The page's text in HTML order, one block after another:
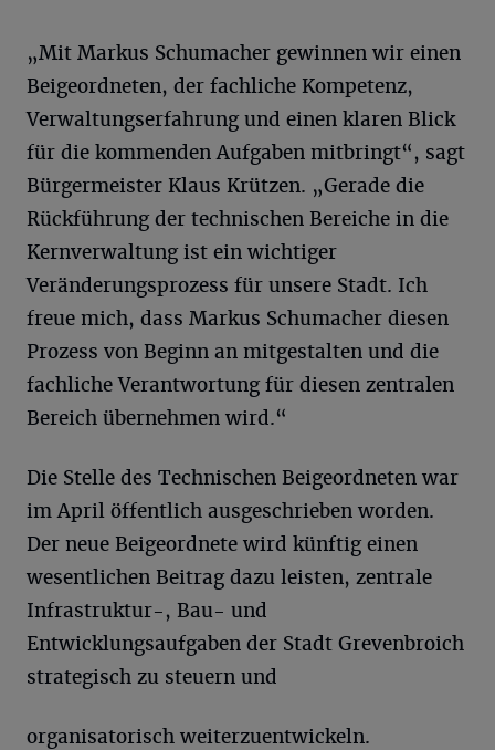
„Mit Markus Schumacher gewinnen wir einen
Beigeordneten, der fachliche Kompetenz,
Verwaltungserfahrung und einen klaren Blick
für die kommenden Aufgaben mitbringt“, sagt
Bürgermeister Klaus Krützen. „Gerade die
Rückführung der technischen Bereiche in die
Kernverwaltung ist ein wichtiger
Veränderungsprozess für unsere Stadt. Ich
freue mich, dass Markus Schumacher diesen
Prozess von Beginn an mitgestalten und die
fachliche Verantwortung für diesen zentralen
Bereich übernehmen wird.“
Die Stelle des Technischen Beigeordneten war
im April öffentlich ausgeschrieben worden.
Der neue Beigeordnete wird künftig einen
wesentlichen Beitrag dazu leisten, zentrale
Infrastruktur-, Bau- und
Entwicklungsaufgaben der Stadt Grevenbroich
strategisch zu steuern und
organisatorisch weiterzuentwickeln.